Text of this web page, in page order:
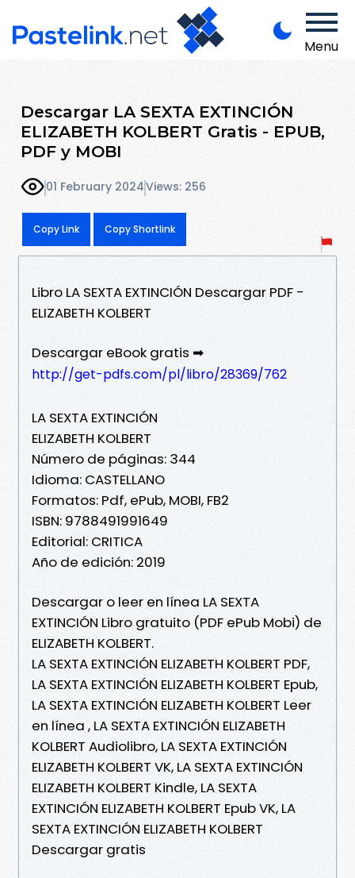
Menu
Descargar LA SEXTA EXTINCIÓN
ELIZABETH KOLBERT Gratis - EPUB,
PDF y MOBI
01 February 2024Views: 256
Copy Link Copy Shortlink
Libro LA SEXTA EXTINCIÓN Descargar PDF -
ELIZABETH KOLBERT
Descargar eBook gratis ➡
http://get-pdfs.com/pl/libro/28369/762
LA SEXTA EXTINCIÓN
ELIZABETH KOLBERT
Número de páginas: 344
Idioma: CASTELLANO
Formatos: Pdf, ePub, MOBI, FB2
ISBN: 9788491991649
Editorial: CRITICA
Año de edición: 2019
Descargar o leer en línea LA SEXTA
EXTINCIÓN Libro gratuito (PDF ePub Mobi) de
ELIZABETH KOLBERT.
LA SEXTA EXTINCIÓN ELIZABETH KOLBERT PDF,
LA SEXTA EXTINCIÓN ELIZABETH KOLBERT Epub,
LA SEXTA EXTINCIÓN ELIZABETH KOLBERT Leer
en línea , LA SEXTA EXTINCIÓN ELIZABETH
KOLBERT Audiolibro, LA SEXTA EXTINCIÓN
ELIZABETH KOLBERT VK, LA SEXTA EXTINCIÓN
ELIZABETH KOLBERT Kindle, LA SEXTA
EXTINCIÓN ELIZABETH KOLBERT Epub VK, LA
SEXTA EXTINCIÓN ELIZABETH KOLBERT
Descargar gratis